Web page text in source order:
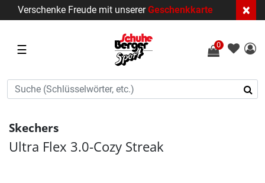
Verschenke Freude mit unsererGeschenkkarte ×
☰ 0
Skechers
Ultra Flex 3.0-Cozy Streak